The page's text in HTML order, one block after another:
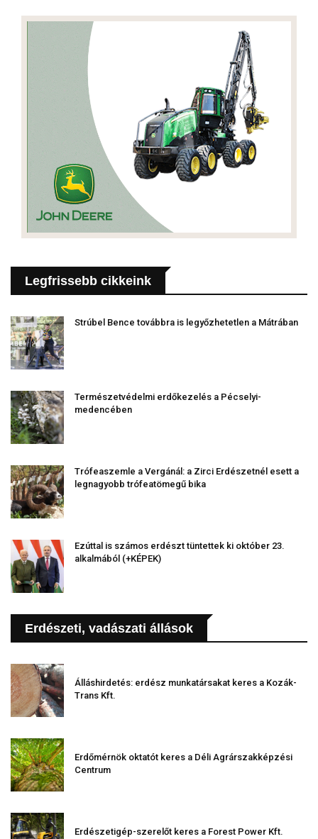
Legfrissebb cikkeink
Strúbel Bence továbbra is legyőzhetetlen a Mátrában
Természetvédelmi erdőkezelés a Pécselyi-
medencében
Trófeaszemle a Vergánál: a Zirci Erdészetnél esett a
legnagyobb trófeatömegű bika
Ezúttal is számos erdészt tüntettek ki október 23.
alkalmából (+KÉPEK)
Erdészeti, vadászati állások
Álláshirdetés: erdész munkatársakat keres a Kozák-
Trans Kft.
Erdőmérnök oktatót keres a Déli Agrárszakképzési
Centrum
Erdészetigép-szerelőt keres a Forest Power Kft.